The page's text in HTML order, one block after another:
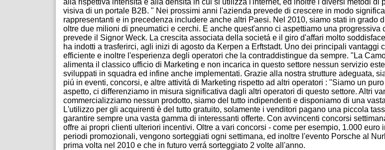
visiva di un portale B2B. " Nei prossimi anni l'azienda prevede di crescere in modo
rappresentanti e in precedenza includere anche altri Paesi. Nel 2010, siamo stati in grado
oltre due milioni di pneumatici e cerchi. E anche quest'anno ci aspettiamo una progressiva
prevede il Signor Weck. La crescita associata della societá e il giro d'affari molto
ha indotti a trasferirci, agli inizi di agosto da Kerpen a Erftstadt. Uno dei principali vantaggi
efficiente e inoltre l'esperienza degli operatori che la contraddistingue da sempre. "La
alimenta il classico ufficio di Marketing e non incarica in questo settore nessun servizio
sviluppati in squadra ed infine anche implementati. Grazie alla nostra strutture adeguata,
piú in eventi, concorsi, e altre attivitá di Marketing rispetto ad altri operatori : "Siamo un
aspetto, ci differenziamo in misura significativa dagli altri operatori di questo settore. Altri
commercializziamo nessun prodotto, siamo del tutto indipendenti e disponiamo di una
L'utilizzo per gli acquirenti è del tutto gratuito, solamente i venditori pagano una piccola
garantire sempre una vasta gamma di interessanti offerte. Con avvincenti concorsi
offre ai propri clienti ulteriori incentivi. Oltre a vari concorsi - come per esempio, 1.000 euro
periodi promozionali, vengono sorteggiati ogni settimana, ed inoltre l'evento Porsche al
prima volta nel 2010 e che in futuro verrá sorteggiato 2 volte all'anno.